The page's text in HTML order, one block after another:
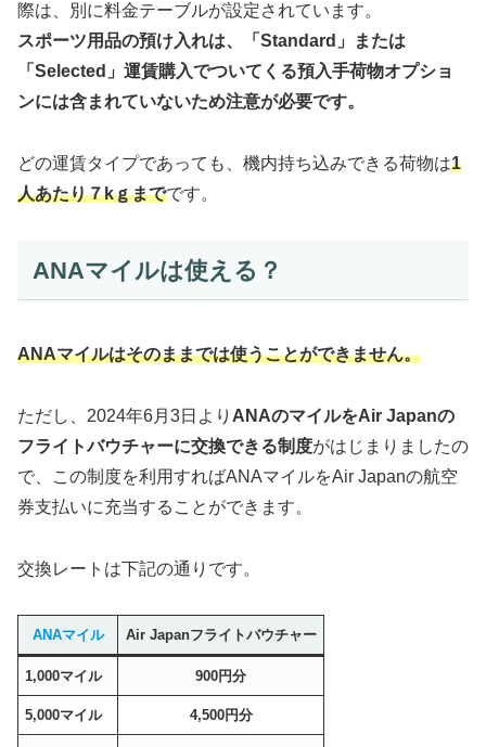
際は、別に料金テーブルが設定されています。
スポーツ用品の預け入れは、「Standard」または
「Selected」運賃購入でついてくる預入手荷物オプショ
ンには含まれていないため注意が必要です。
どの運賃タイプであっても、機内持ち込みできる荷物は1
人あたり７kｇまでです。
ANAマイルは使える？
ANAマイルはそのままでは使うことができません。
ただし、2024年6月3日より ANAのマイルをAir Japanの
フライトバウチャーに交換できる制度がはじまりましたの
で、この制度を利用すればANAマイルをAir Japanの航空
券支払いに充当することができます。
交換レートは下記の通りです。
ANAマイル Air Japanフライトバウチャー
1,000マイル 900円分
5,000マイル 4,500円分